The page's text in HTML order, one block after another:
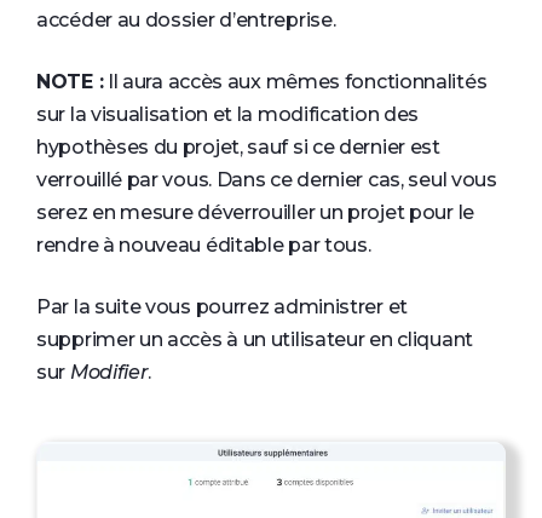
accéder au dossier d’entreprise.
NOTE :Il aura accès aux mêmes fonctionnalités
sur la visualisation et la modification des
hypothèses du projet, sauf si ce dernier est
verrouillé par vous. Dans ce dernier cas, seul vous
serez en mesure déverrouiller un projet pour le
rendre à nouveau éditable par tous.
Par la suite vous pourrez administrer et
supprimer un accès à un utilisateur en cliquant
sur Modifier.